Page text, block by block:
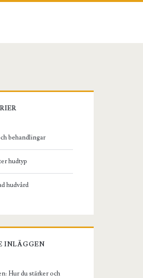
behandlingar
hudtyp
hudvård
INLÄGGEN
Hur du stärker och